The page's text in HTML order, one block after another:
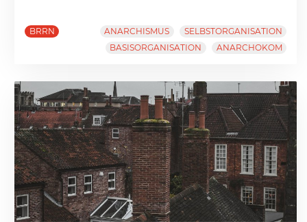
BRRN ANARCHISMUS
SELBSTORGANISATION
BASISORGANISATION
ANARCHOKOM